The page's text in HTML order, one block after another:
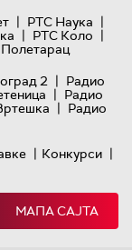
| РТС Наука |
| РТС Коло |
2 | Радио
| Радио
| Радио
| Конкурси |
МАПА САЈТА